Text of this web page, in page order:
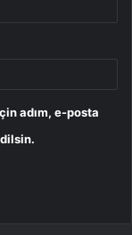
adım, e-posta